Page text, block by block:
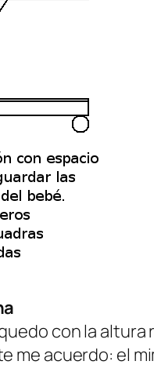
con la
me acuerdo: el